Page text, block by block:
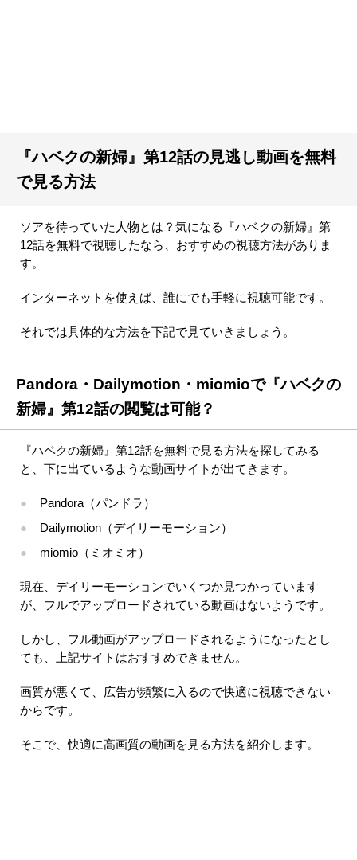
『ハベクの新婦』第12話の見逃し動画を無料
で見る方法
ソアを待っていた人物とは？気になる『ハベクの新婦』第
12話を無料で視聴したなら、おすすめの視聴方法がありま
す。
インターネットを使えば、誰にでも手軽に視聴可能です。
それでは具体的な方法を下記で見ていきましょう。
Pandora・Dailymotion・miomioで『ハベクの
新婦』第12話の閲覧は可能？
『ハベクの新婦』第12話を無料で見る方法を探してみる
と、下に出ているような動画サイトが出てきます。
Pandora（パンドラ）
Dailymotion（デイリーモーション）
miomio（ミオミオ）
現在、デイリーモーションでいくつか見つかっています
が、フルでアップロードされている動画はないようです。
しかし、フル動画がアップロードされるようになったとし
ても、上記サイトはおすすめできません。
画質が悪くて、広告が頻繁に入るので快適に視聴できない
からです。
そこで、快適に高画質の動画を見る方法を紹介します。